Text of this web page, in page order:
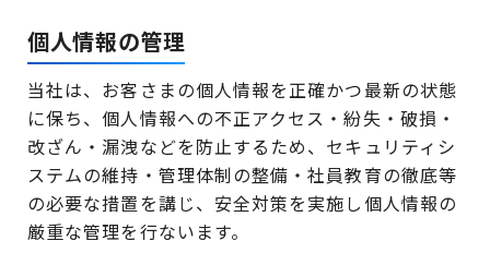
個人情報の管理
当社は、お客さまの個人情報を正確かつ最新の状態
に保ち、個人情報への不正アクセス・紛失・破損・
改ざん・漏洩などを防止するため、セキュリティシ
ステムの維持・管理体制の整備・社員教育の徹底等
の必要な措置を講じ、安全対策を実施し個人情報の
厳重な管理を行ないます。